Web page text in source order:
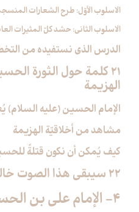
الاسلوب الأوّل: طرح الشعارات
الاسلوب الثاني: حشد كلّ المثيرات
الدرس الذي نستفيده من
21 كلمة حول الثورة
الهزيمة
الإمام الحسين (عليه السلام)
مشاهد من أخلاقيّة الهزيمة
كيف يُمكن أن نكون قتلةً
22 سيبقى هذا الصوت خالداً
4- الإمام علي بن الحسين (عليه السلام)